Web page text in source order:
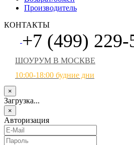
Производитель
КОНТАКТЫ
+7 (499) 229-
ШОУРУМ В МОСКВЕ
10:00-18:00 будние дни
×
Загрузка...
×
Авторизация